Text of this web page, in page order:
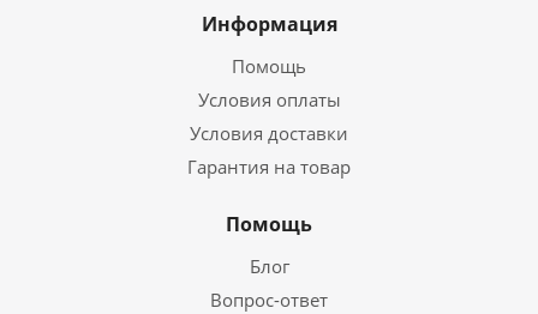
Информация
Помощь
Условия оплаты
Условия доставки
Гарантия на товар
Помощь
Блог
Вопрос-ответ